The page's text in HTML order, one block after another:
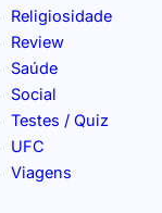
Religiosidade
Review
Saúde
Social
Testes / Quiz
UFC
Viagens